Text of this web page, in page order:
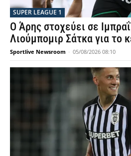
SUPER LEAGUE 1
Ο Άρης στοχεύει σε
Λιούμπομιρ Σάτκα για το
Sportlive Newsroom - 05/08/2026 08:10